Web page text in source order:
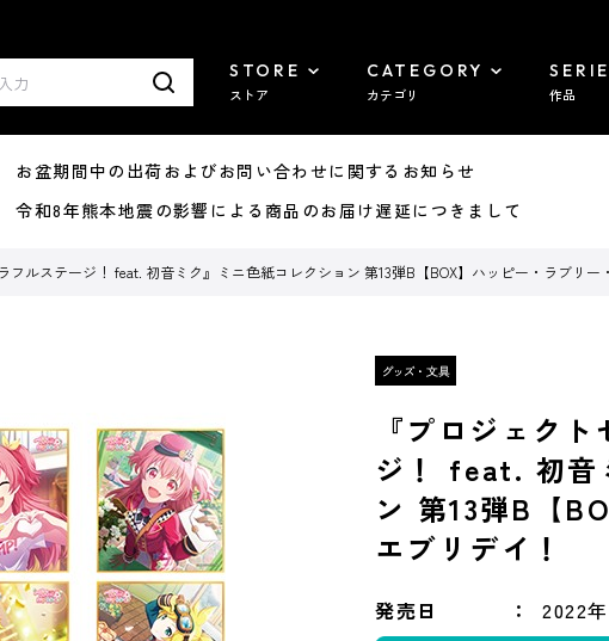
STORE
ストア
CATEGORY
カテゴリ 作品
盆期間中の出荷およびお問い合わせに関するお知らせ
和8年熊本地震の影響による商品のお届け遅延につきまして
フルステージ！ feat. 初音ミク』ミニ色紙コレクション 第13弾B【BOX】ハッピー・ラブリー
『プロジェク
ジ！ feat. 初音
ン 第13弾B【
エブリデイ！
発売日 2022